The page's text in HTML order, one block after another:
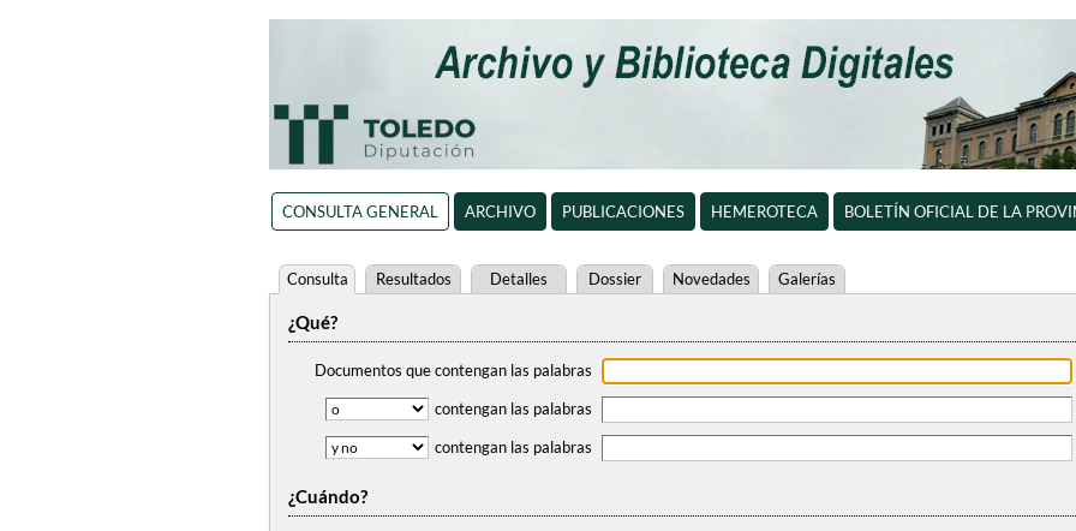
CONSULTA GENERAL ARCHIVO PUBLICACIONES HEMEROTECA BOLETÍN OFICIAL DE LA
Consulta Resultados Detalles Dossier Novedades Galerías
¿Qué?
Documentos que contengan las palabras
contengan las palabras
contengan las palabras
¿Cuándo?